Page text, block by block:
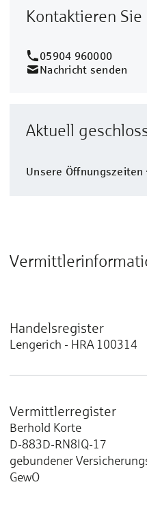
Kontaktieren Sie
05904 960000
Nachricht senden
Aktuell
Unsere Öffnungszeiten
Handelsregister
Lengerich - HRA 100314
Vermittlerregister
Berhold Korte
D-883D-RN8IQ-17
gebundener
GewO